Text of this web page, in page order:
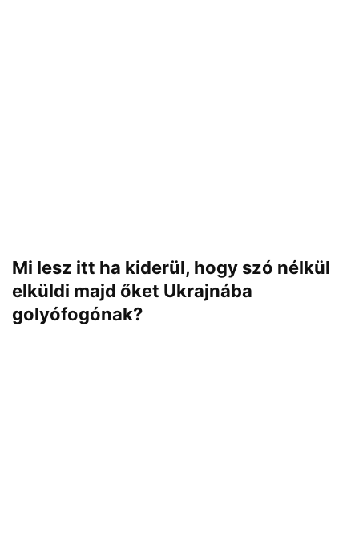
Mi lesz itt ha kiderül, hogy szó nélkül
elküldi majd őket Ukrajnába
golyófogónak?